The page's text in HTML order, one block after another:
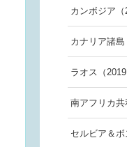
カンボジア（
カナリア諸島
ラオス（
南アフリカ共
セルビア＆ボ